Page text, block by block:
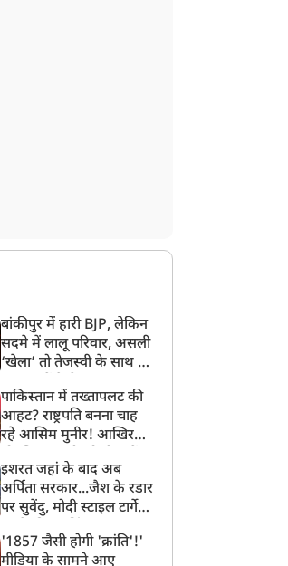
बदलने महाकाल के दर पर पहुंचीं नेहा
बांकीपुर में हारी BJP, लेकिन
सदमे में लालू परिवार, असली
‘खेला’ तो तेजस्वी के साथ हो
पाकिस्तान में तख्तापलट की
आहट? राष्ट्रपति बनना चाह
रहे आसिम मुनीर! आखिर
बनाया मोहरा?
इशरत जहां के बाद अब
अर्पिता सरकार...जैश के रडार
पर सुवेंदु, मोदी स्टाइल टार्गेट
बड़ा एक्शन!
'1857 जैसी होगी 'क्रांति'!'
मीडिया के सामने आए